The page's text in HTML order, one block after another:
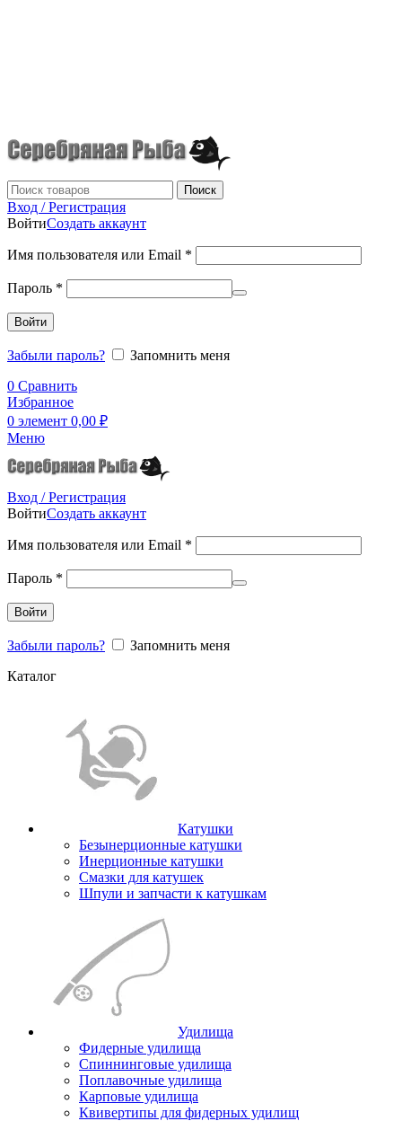
Поиск
Вход / Регистрация
ВойтиСоздать аккаунт
Имя пользователя или Email *
Пароль *
Войти
Забыли пароль?
Запомнить меня
0 Сравнить
Избранное
0 элемент 0,00 ₽
Меню
Вход / Регистрация
ВойтиСоздать аккаунт
Имя пользователя или Email *
Пароль *
Войти
Забыли пароль?
Запомнить меня
Каталог
Катушки
Безынерционные катушки
Инерционные катушки
Смазки для катушек
Шпули и запчасти к катушкам
Удилища
Фидерные удилища
Спиннинговые удилища
Поплавочные удилища
Карповые удилища
Квивертипы для фидерных удилищ